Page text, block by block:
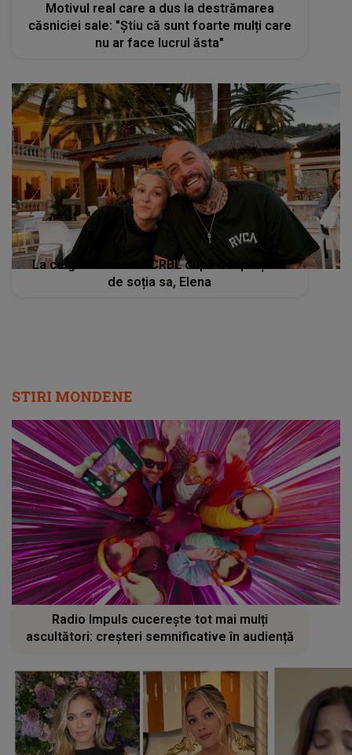
Motivul real care a dus la destrămarea
căsniciei sale: "Știu că sunt foarte mulți care
nu ar face lucrul ăsta"
La ce gest a recurs CRBL după despărțirea
de soția sa, Elena
STIRI MONDENE
Radio Impuls cucerește tot mai mulți
ascultători: creșteri semnificative în audiență